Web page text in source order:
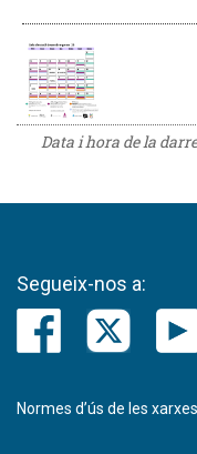
Data i hora de la
Segueix-nos a:
Normes d’ús de les